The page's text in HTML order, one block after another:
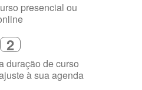
presencial ou
2
duração de curso
à sua agenda